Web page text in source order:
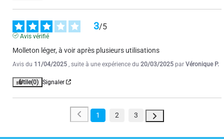
3/5
Avis vérifié
Molleton léger, à voir après plusieurs utilisations
Avis du 11/04/2025 , suite à une expérience du 20/03/2025 par Véronique P.
Utile(0) Signaler
1 2 3